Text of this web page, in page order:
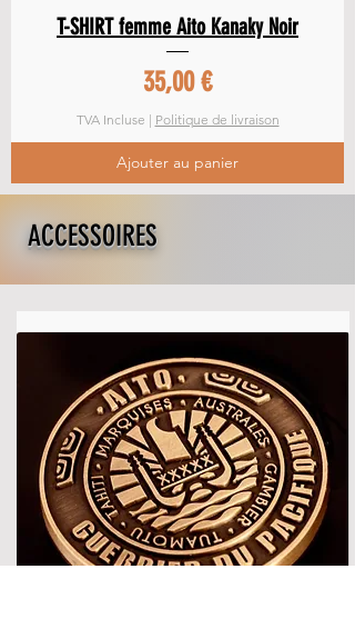
T-SHIRT femme Aito Kanaky Noir
Prix
35,00 €
TVA Incluse | Politique de livraison
Ajouter au panier
ACCESSOIRES